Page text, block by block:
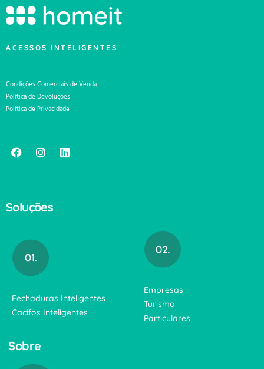
ACESSOS INTELIGENTES
Condições Comerciais de Venda
Política de Devoluções
Política de Privacidade
Soluções
Fechaduras Inteligentes
Cacifos Inteligentes
Empresas
Turismo
Particulares
Sobre